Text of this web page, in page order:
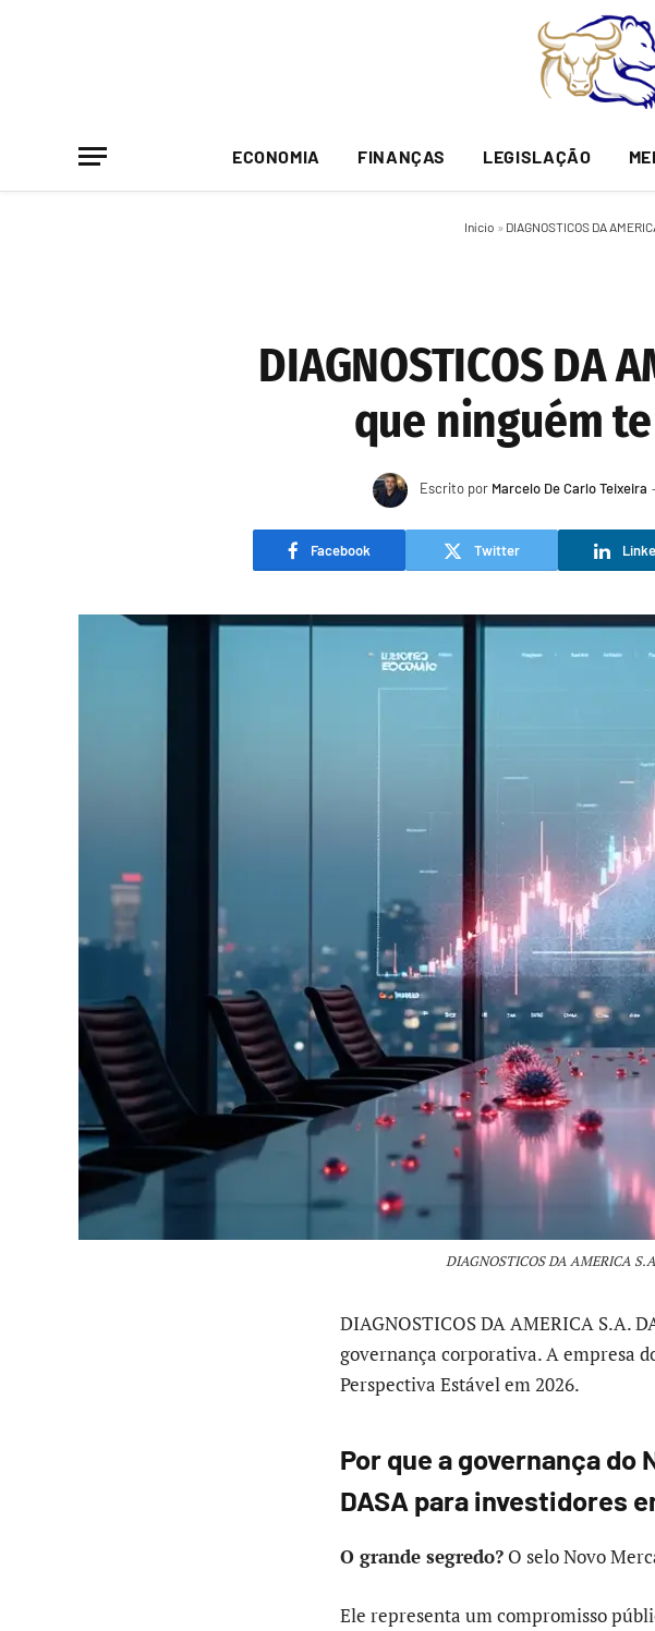
ECONOMIA FINANÇAS LEGISLAÇÃO
Início » DIAGNOSTICOS DA
DIAGNOSTICOS DA
que ninguém
Escrito por Marcelo De Carlo Teixeira
Facebook Twitter
DIAGNOSTICOS DA AMERICA
DIAGNOSTICOS DA AMERICA S.A.
governança corporativa. A empresa
Perspectiva Estável em 2026.
Por que a governança do
DASA para investidores
O grande segredo? O selo Novo
Ele representa um compromisso